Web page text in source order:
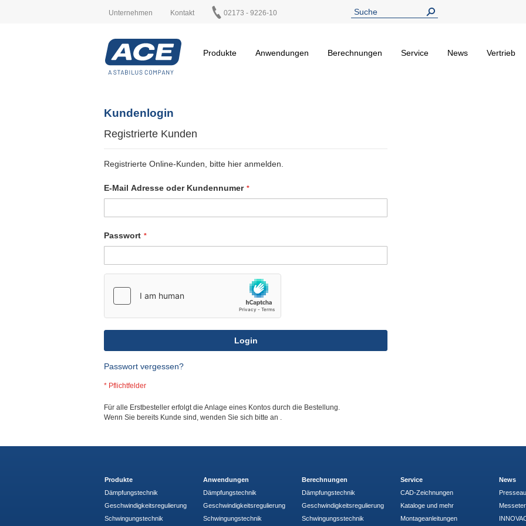
Unternehmen Kontakt 02173 - 9226-10
Produkte
Anwendungen Berechnungen Service News Vertrieb
Kundenlogin
Registrierte Kunden
Registrierte Online-Kunden, bitte hier anmelden.
E-Mail Adresse oder Kundennumer
Passwort
Login
Passwort vergessen?
Für alle Erstbesteller erfolgt die Anlage eines Kontos durch die Bestellung.
Wenn Sie bereits Kunde sind, wenden Sie sich bitte an .
Produkte
Dämpfungstechnik
Geschwindigkeitsregulierung
Schwingungstechnik
Anwendungen
Dämpfungstechnik
Geschwindigkeitsregulierung
Schwingungstechnik
Berechnungen
Dämpfungstechnik
Geschwindigkeitsregulierung
Schwingungsstechnik
Service
CAD-Zeichnungen
Kataloge und mehr
Montageanleitungen
News